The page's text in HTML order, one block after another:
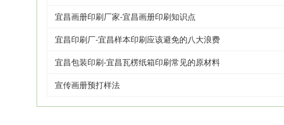
宜昌画册印刷厂家-宜昌画册印刷知识点
宜昌印刷厂-宜昌样本印刷应该避免的八大浪费
宜昌包装印刷-宜昌瓦楞纸箱印刷常见的原材料
宣传画册预打样法